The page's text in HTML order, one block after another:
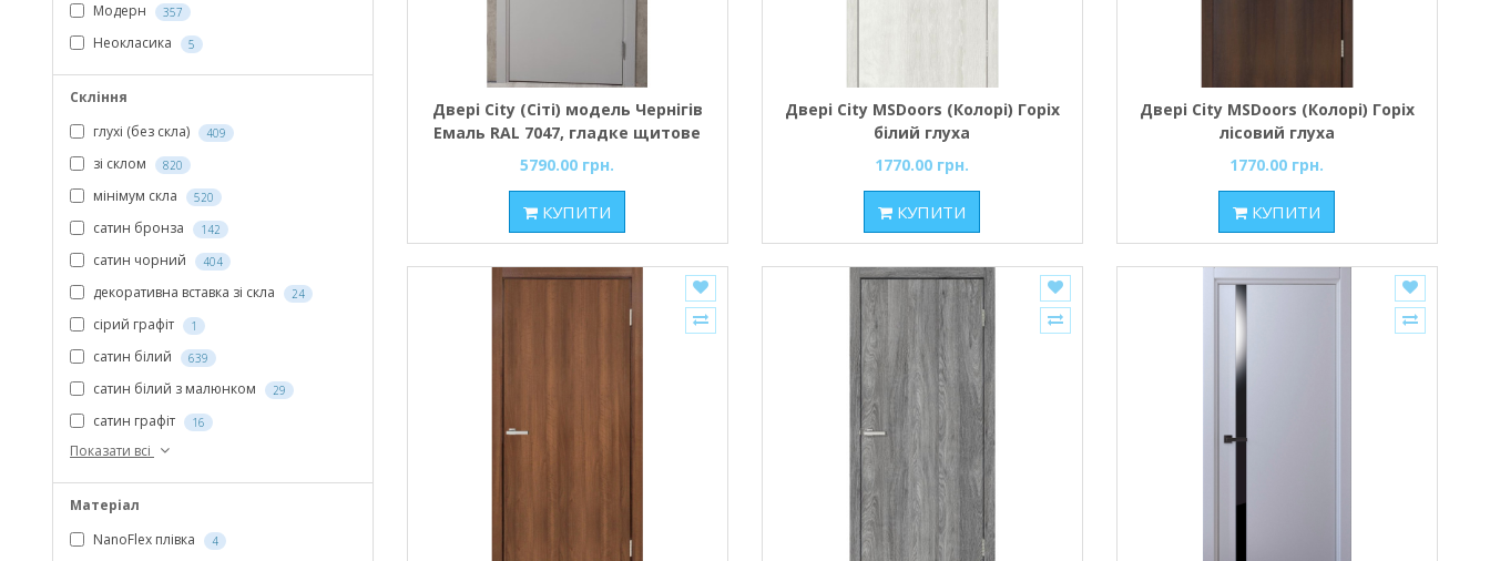
Модерн 357
Неокласика 5
Скління
глухі (без скла)
409
зі склом 820
мінімум скла 520
cатин бронза 142
cатин чорний 404
декоративна вставка зі скла 24
сірий графіт 1
сатин білий 639
сатин білий з малюнком 29
сатин графіт 16
Показати всі
Матеріал
NanoFlex плівка
4
Двері City (Сіті) модель Чернігів
Емаль RAL 7047, гладке щитове
полотно без фрезерування
5790.00 грн.
КУПИТИ
Двері City MSDoors (Колорі) Горіх
білий глуха
1770.00 грн.
КУПИТИ
Двері City MSDoors (Колорі) Горіх
лісовий глуха
1770.00 грн.
КУПИТИ